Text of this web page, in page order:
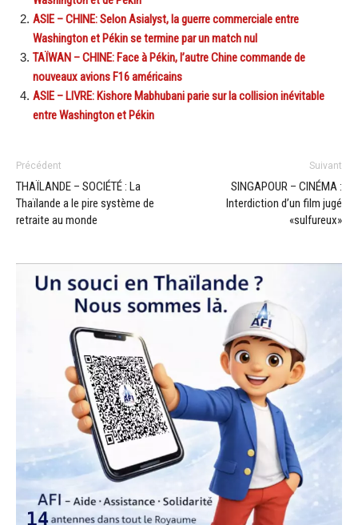
ASIE – CHINE: Selon Asialyst, la guerre commerciale entre
Washington et Pékin se termine par un match nul
TAÏWAN – CHINE: Face à Pékin, l’autre Chine commande de
nouveaux avions F16 américains
ASIE – LIVRE: Kishore Mabhubani parie sur la collision inévitable
entre Washington et Pékin
Précédent
THAÏLANDE – SOCIÉTÉ : La
Thaïlande a le pire système de
retraite au monde
Suivant
SINGAPOUR – CINÉMA :
Interdiction d’un film jugé
«sulfureux»